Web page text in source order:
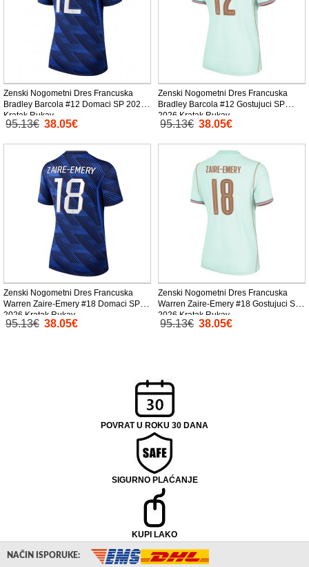
Zenski Nogometni Dres Francuska
Bradley Barcola #12 Domaci SP 2026
Kratak Rukav
95.13€ 38.05€
Zenski Nogometni Dres Francuska
Bradley Barcola #12 Gostujuci SP
2026 Kratak Rukav
95.13€ 38.05€
Zenski Nogometni Dres Francuska
Warren Zaire-Emery #18 Domaci SP
2026 Kratak Rukav
95.13€ 38.05€
Zenski Nogometni Dres Francuska
Warren Zaire-Emery #18 Gostujuci SP
2026 Kratak Rukav
95.13€ 38.05€
POVRAT U ROKU 30 DANA
SIGURNO PLAĆANJE
KUPI LAKO
NAČIN ISPORUKE: